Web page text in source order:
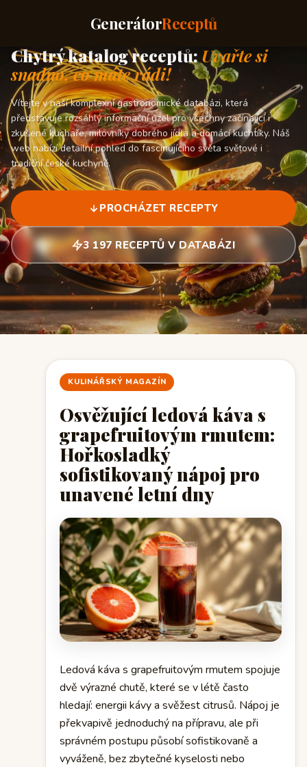
GenerátorReceptů
Chytrý katalog receptů:Uvařte si
snadno, co máte rádi!
Vítejte v naší komplexní gastronomické databázi, která
představuje rozsáhlý informační uzel pro všechny začínající i
zkušené kuchaře, milovníky dobrého jídla a domácí kuchtíky. Náš
web nabízí detailní pohled do fascinujícího světa světové i
tradiční české kuchyně.
PROCHÁZET RECEPTY
3 197 RECEPTŮ V DATABÁZI
KULINÁŘSKÝ MAGAZÍN
Osvěžující ledová káva s
grapefruitovým rmutem:
Hořkosladký
sofistikovaný nápoj pro
unavené letní dny
Ledová káva s grapefruitovým rmutem spojuje
dvě výrazné chutě, které se v létě často
hledají: energii kávy a svěžest citrusů. Nápoj je
překvapivě jednoduchý na přípravu, ale při
správném postupu působí sofistikovaně a
vyváženě, bez zbytečné kyselosti nebo